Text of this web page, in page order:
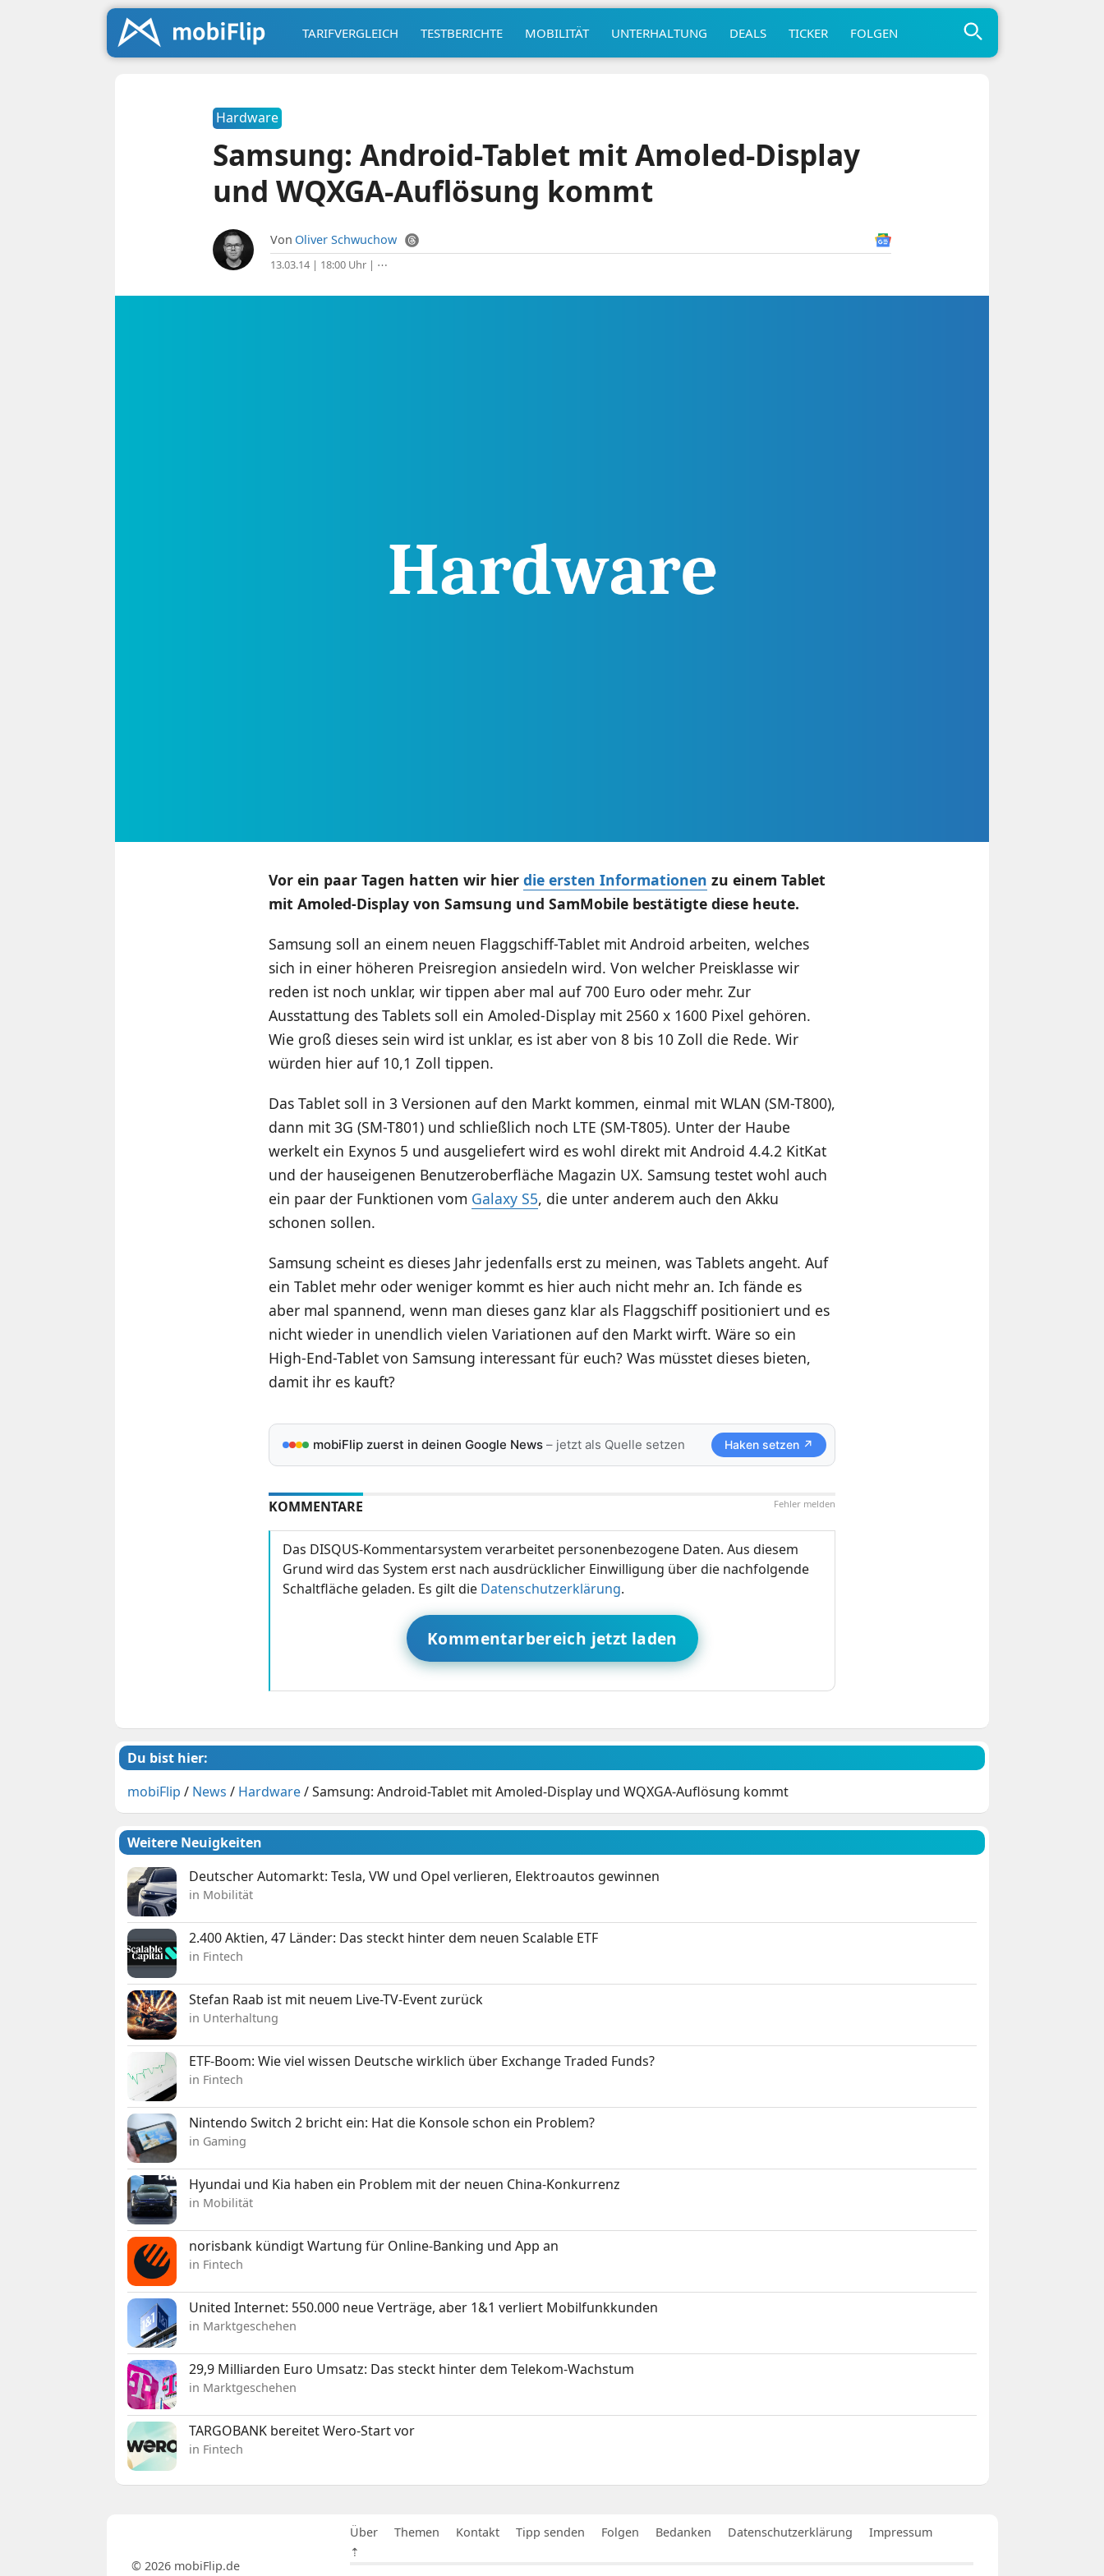
TARIFVERGLEICH TESTBERICHTE MOBILITÄT UNTERHALTUNG DEALS TICKER FOLGEN
Hardware
Samsung: Android-Tablet mit Amoled-Display
und WQXGA-Auflösung kommt
Von Oliver Schwuchow
13.03.14 | 18:00 Uhr| ⋯
Vor ein paar Tagen hatten wir hier die ersten Informationen zu einem Tablet
mit Amoled-Display von Samsung und SamMobile bestätigte diese heute.
Samsung soll an einem neuen Flaggschiff-Tablet mit Android arbeiten, welches
sich in einer höheren Preisregion ansiedeln wird. Von welcher Preisklasse wir
reden ist noch unklar, wir tippen aber mal auf 700 Euro oder mehr. Zur
Ausstattung des Tablets soll ein Amoled-Display mit 2560 x 1600 Pixel gehören.
Wie groß dieses sein wird ist unklar, es ist aber von 8 bis 10 Zoll die Rede. Wir
würden hier auf 10,1 Zoll tippen.
Das Tablet soll in 3 Versionen auf den Markt kommen, einmal mit WLAN (SM-T800),
dann mit 3G (SM-T801) und schließlich noch LTE (SM-T805). Unter der Haube
werkelt ein Exynos 5 und ausgeliefert wird es wohl direkt mit Android 4.4.2 KitKat
und der hauseigenen Benutzeroberfläche Magazin UX. Samsung testet wohl auch
ein paar der Funktionen vom Galaxy S5, die unter anderem auch den Akku
schonen sollen.
Samsung scheint es dieses Jahr jedenfalls erst zu meinen, was Tablets angeht. Auf
ein Tablet mehr oder weniger kommt es hier auch nicht mehr an. Ich fände es
aber mal spannend, wenn man dieses ganz klar als Flaggschiff positioniert und es
nicht wieder in unendlich vielen Variationen auf den Markt wirft. Wäre so ein
High-End-Tablet von Samsung interessant für euch? Was müsstet dieses bieten,
damit ihr es kauft?
mobiFlip zuerst in deinen Google News– jetzt als Quelle setzen Haken setzen ↗
Fehler melden
KOMMENTARE
Das DISQUS-Kommentarsystem verarbeitet personenbezogene Daten. Aus diesem
Grund wird das System erst nach ausdrücklicher Einwilligung über die nachfolgende
Schaltfläche geladen. Es gilt die Datenschutzerklärung.
Kommentarbereich jetzt laden
Du bist hier:
mobiFlip / News / Hardware/Samsung: Android-Tablet mit Amoled-Display und WQXGA-Auflösung kommt
Weitere Neuigkeiten
Deutscher Automarkt: Tesla, VW und Opel verlieren, Elektroautos gewinnen
in Mobilität
2.400 Aktien, 47 Länder: Das steckt hinter dem neuen Scalable ETF
in Fintech
Stefan Raab ist mit neuem Live-TV-Event zurück
in Unterhaltung
ETF-Boom: Wie viel wissen Deutsche wirklich über Exchange Traded Funds?
in Fintech
Nintendo Switch 2 bricht ein: Hat die Konsole schon ein Problem?
in Gaming
Hyundai und Kia haben ein Problem mit der neuen China-Konkurrenz
in Mobilität
norisbank kündigt Wartung für Online-Banking und App an
in Fintech
United Internet: 550.000 neue Verträge, aber 1&1 verliert Mobilfunkkunden
in Marktgeschehen
29,9 Milliarden Euro Umsatz: Das steckt hinter dem Telekom-Wachstum
in Marktgeschehen
TARGOBANK bereitet Wero-Start vor
in Fintech
Über Themen Kontakt Tipp senden Folgen Bedanken Datenschutzerklärung
Impressum
⇡
© 2026 mobiFlip.de